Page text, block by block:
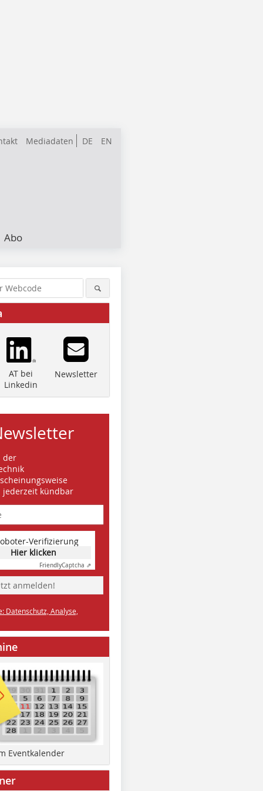
DE EN
Mediadaten
Abo
AT bei
Linkedin
Newsletter
der
jederzeit kündbar
Verifizierung
Hier klicken
FriendlyCaptcha ⇗
anmelden!
Datenschutz, Analyse,
Eventkalender